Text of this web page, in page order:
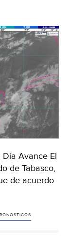
Avance El
de Tabasco,
de acuerdo